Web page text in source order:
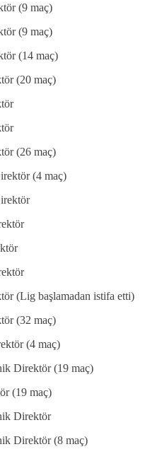
(9 maç)
(9 maç)
(14 maç)
(20 maç)
(26 maç)
(4 maç)
(Lig başlamadan istifa etti)
(32 maç)
(4 maç)
Direktör (19 maç)
(19 maç)
Direktör
Direktör (8 maç)